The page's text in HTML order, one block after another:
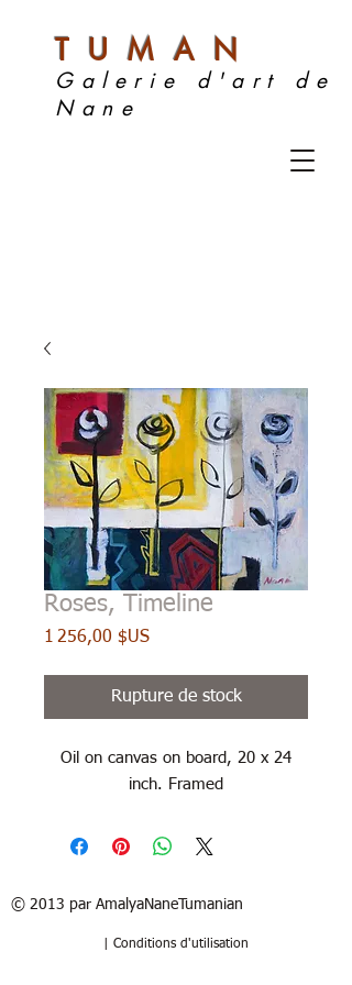
TUMAN
Galerie d'art de
Nane
Roses, Timeline
1 256,00 $USPrix
Rupture de stock
Oil on canvas on board, 20 x 24
inch. Framed
© 2013 par AmalyaNaneTumanian​
| Conditions d'utilisation